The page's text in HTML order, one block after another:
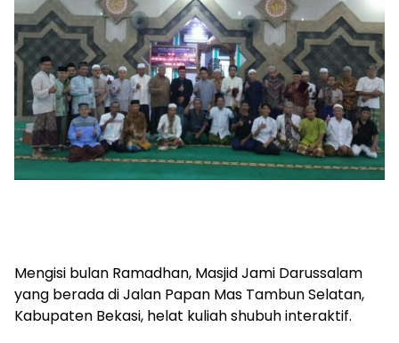
Mengisi bulan Ramadhan, Masjid Jami Darussalam
yang berada di Jalan Papan Mas Tambun Selatan,
Kabupaten Bekasi, helat kuliah shubuh interaktif.